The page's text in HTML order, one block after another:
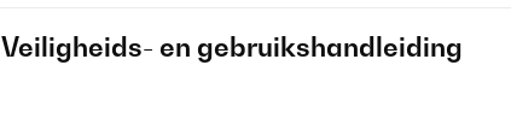
Veiligheids- en gebruikshandleiding